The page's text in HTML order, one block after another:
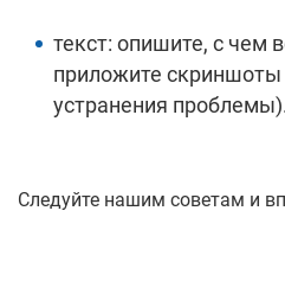
текст: опишите, с чем
приложите скриншоты
устранения
Следуйте нашим советам и